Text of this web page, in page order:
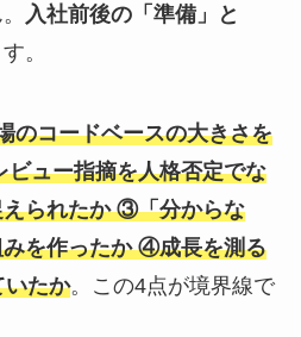
入社前後の「準備」と
。
のコードベースの大きさを
ュー指摘を人格否定でな
られたか ③「分からな
を作ったか ④成長を測る
いたか。この4点が境界線で